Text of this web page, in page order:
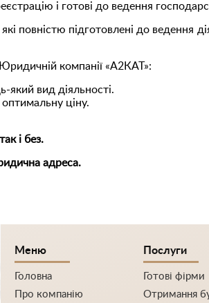
і готові до ведення
повністю підготовлені до ведення
компанії «А2КАТ»:
який вид діяльності.
оптимальну ціну.
і без.
адреса.
Меню
Головна
Про компанію
Послуги
Готові фірми
Отримання